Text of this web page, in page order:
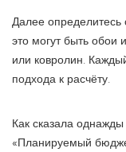
Далее
это могут быть обои
или ковролин.
подхода к расчёту.
Как сказала
«Планируемый